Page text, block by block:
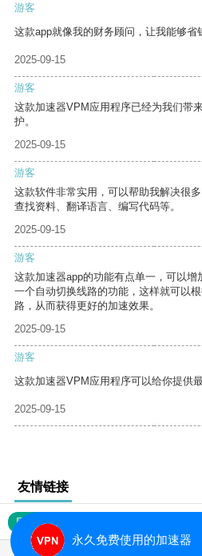
游客
这款app就像我的财务顾问，让我能够省
2025-09-15
游客
这款加速器VPM应用程序已经为我们带
护。
2025-09-15
游客
这款软件非常实用，可以帮助我解决很
查找资料、翻译语言、编写代码等。
2025-09-15
游客
这款加速器app的功能有点单一，可以
一个自动切换线路的功能，这样就可以
路，从而获得更好的加速效果。
2025-09-15
游客
这款加速器VPM应用程序可以给你提供
2025-09-15
友情链接
网站地图
永久免费使用的加速器